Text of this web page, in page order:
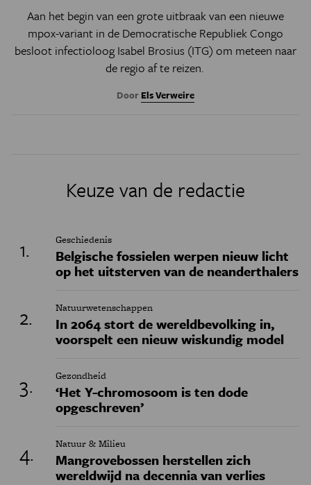
Aan het begin van een grote uitbraak van een nieuwe
mpox-variant in de Democratische Republiek Congo
besloot infectioloog Isabel Brosius (ITG) om meteen naar
de regio af te reizen.
Door Els Verweire
Keuze van de redactie
Geschiedenis
Belgische fossielen werpen nieuw licht
op het uitsterven van de neanderthalers
Natuurwetenschappen
In 2064 stort de wereldbevolking in,
voorspelt een nieuw wiskundig model
Gezondheid
‘Het Y-chromosoom is ten dode
opgeschreven’
Natuur & Milieu
Mangrovebossen herstellen zich
wereldwijd na decennia van verlies